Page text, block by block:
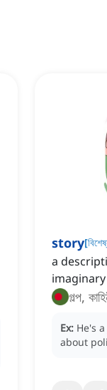
story[
a
imaginary
গল্প,
Ex: He's
about